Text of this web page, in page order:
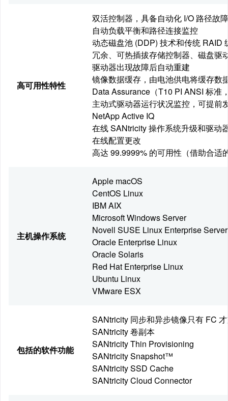
高可用性特性
双活控制器，具备自动化 I/O 路径故
自动负载平衡和路径连接监控
动态磁盘池 (DDP) 技术和传统 RAID
冗余、可热插拔存储控制器、磁盘驱
驱动器出现故障后自动重建
镜像数据缓存，由电池供电将缓存数
Data Assurance（T10 PI ANSI 标准
主动式驱动器运行状况监控，可提前
NetApp Active IQ
在线 SANtricity 操作系统升级和驱动
在线配置更改
高达 99.9999% 的可用性（借助合适
主机操作系统
Apple macOS
CentOS Linux
IBM AIX
Microsoft Windows Server
Novell SUSE Linux Enterprise Server
Oracle Enterprise Linux
Oracle Solaris
Red Hat Enterprise Linux
Ubuntu Linux
VMware ESX
包括的软件功能
SANtricity 同步和异步镜像只有 FC
SANtricity 卷副本
SANtricity Thin Provisioning
SANtricity Snapshot™
SANtricity SSD Cache
SANtricity Cloud Connector